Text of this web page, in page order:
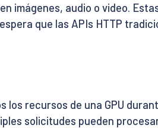
imágenes, audio o video.
que las APIs HTTP
recursos de una GPU
solicitudes pueden